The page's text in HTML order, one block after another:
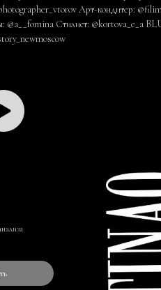
Арт-кондитер:
@a__fomina Стилист: @kortova_e_a